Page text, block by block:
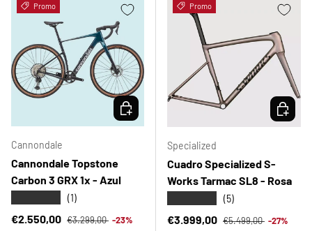
Promo
Cannondale
Cannondale Topstone
Carbon 3 GRX 1x - Azul
(1)
Precio de venta
€2.550,00 Precio normal
€3.299,00 -23%
ELEGIR OPCIONES
Promo
Specialized
Cuadro Specialized S-
Works Tarmac SL8 - Rosa
(5)
Precio de venta
€3.999,00 Precio normal
€5.499,00 -27%
ELEGIR